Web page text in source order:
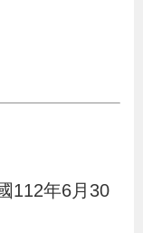
112年6月30